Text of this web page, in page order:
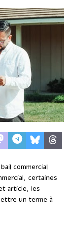
commercial
certaines
article, les
un terme à